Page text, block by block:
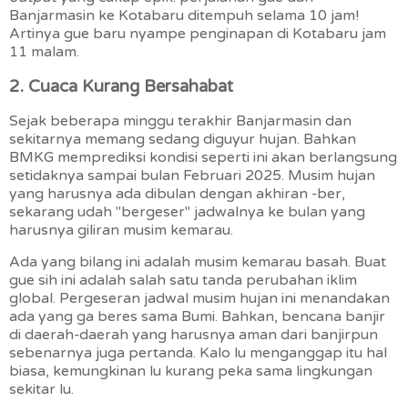
Banjarmasin ke Kotabaru ditempuh selama 10 jam!
Artinya gue baru nyampe penginapan di Kotabaru jam
11 malam.
2. Cuaca Kurang Bersahabat
Sejak beberapa minggu terakhir Banjarmasin dan
sekitarnya memang sedang diguyur hujan. Bahkan
BMKG memprediksi kondisi seperti ini akan berlangsung
setidaknya sampai bulan Februari 2025. Musim hujan
yang harusnya ada dibulan dengan akhiran -ber,
sekarang udah "bergeser" jadwalnya ke bulan yang
harusnya giliran musim kemarau.
Ada yang bilang ini adalah musim kemarau basah. Buat
gue sih ini adalah salah satu tanda perubahan iklim
global. Pergeseran jadwal musim hujan ini menandakan
ada yang ga beres sama Bumi. Bahkan, bencana banjir
di daerah-daerah yang harusnya aman dari banjirpun
sebenarnya juga pertanda. Kalo lu menganggap itu hal
biasa, kemungkinan lu kurang peka sama lingkungan
sekitar lu.